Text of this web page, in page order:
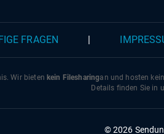
FRAGEN
Wir bieten kein Filesharingan und hosten
Details finden Sie in
© 2026